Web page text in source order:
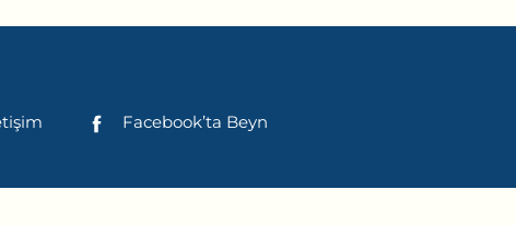
Facebook’ta Beyn